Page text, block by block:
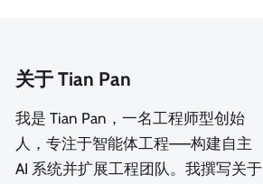
关于 Tian Pan
我是 Tian Pan，一名工程师型创始
人，专注于智能体工程——构建自主
AI 系统并扩展工程团队。我撰写关于